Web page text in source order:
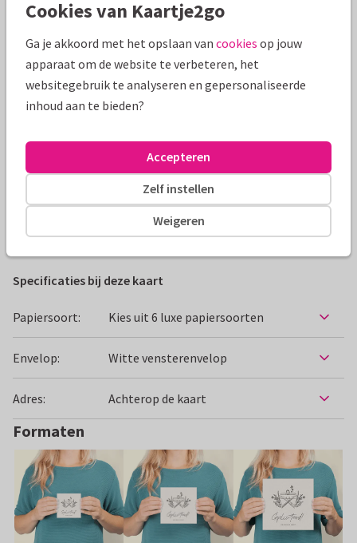
Productinformatie
Een stijlvol felicitatiekaartje voor een kleinkind | kindje op
bloemetjes. Leuk voor een zwangere.
Alle kaarten zijn helemaal naar wens aan te passen
Felicitatiekaarten Rosemarijn
Specificaties bij deze kaart
Papiersoort: Kies uit 6 luxe papiersoorten
Envelop: Witte vensterenvelop
Adres: Achterop de kaart
Formaten
Cookies van Kaartje2go
Ga je akkoord met het opslaan van cookies op jouw
apparaat om de website te verbeteren, het
websitegebruik te analyseren en gepersonaliseerde
inhoud aan te bieden?
Weigeren
Zelf instellen
Accepteren